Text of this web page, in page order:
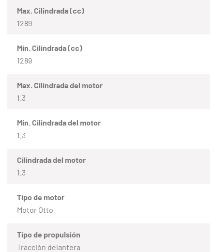
Max. Cilindrada (cc)
1289
Mín. Cilindrada (cc)
1289
Max. Cilindrada del motor
1.3
Mín. Cilindrada del motor
1.3
Cilindrada del motor
1.3
Tipo de motor
Motor Otto
Tipo de propulsión
Tracción delantera